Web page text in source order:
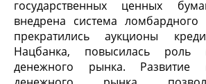
государственных ценных
внедрена система ломбардного
прекратились аукционы
Нацбанка, повысилась роль
денежного рынка. Развитие